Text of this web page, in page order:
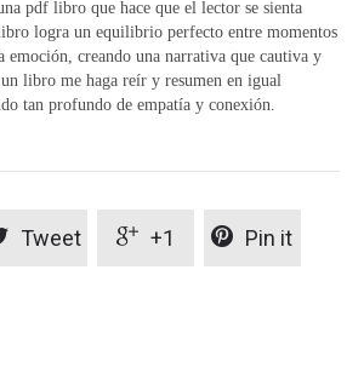
pdf libro que hace que el lector se sienta
logra un equilibrio perfecto entre momentos
emoción, creando una narrativa que cautiva y
libro me haga reír y resumen en igual
tan profundo de empatía y conexión.
Tweet  +1  Pin it